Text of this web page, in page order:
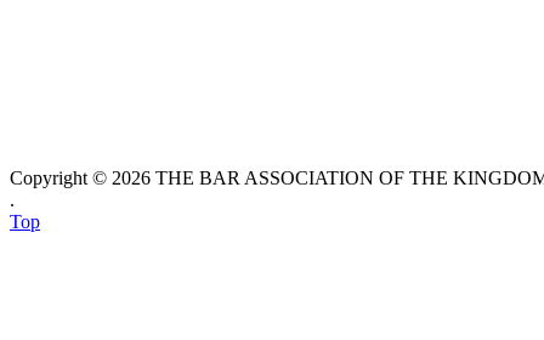
Copyright © 2026 THE BAR ASSOCIATION OF THE
.
Top